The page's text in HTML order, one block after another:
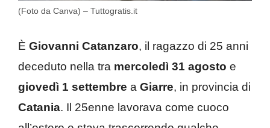
(Foto da Canva) – Tuttogratis.it
È Giovanni Catanzaro, il ragazzo di 25 anni
deceduto nella tra mercoledì 31 agosto e
giovedì 1 settembre a Giarre, in provincia di
Catania. Il 25enne lavorava come cuoco